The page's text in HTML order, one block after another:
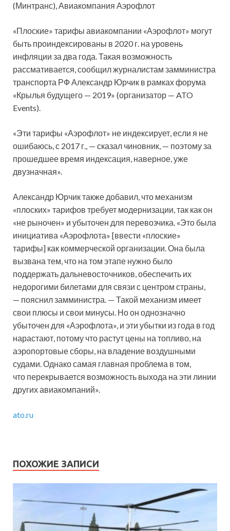
(Минтранс), Авиакомпания Аэрофлот
«Плоские» тарифы авиакомпании «Аэрофлот» могут
быть проиндексированы в 2020 г. на уровень
инфляции за два года. Такая возможность
рассмативается, сообщил журналистам замминистра
транспорта РФ Александр Юрчик в рамках форума
«Крылья будущего — 2019» (организатор — ATO
Events).
«Эти тарифы «Аэрофлот» не индексирует, если я не
ошибаюсь, с 2017 г., — сказал чиновник, — поэтому за
прошедшее время индексация, наверное, уже
двузначная».
Александр Юрчик также добавил, что механизм
«плоских» тарифов требует модернизации, так как он
«не рыночен» и убыточен для перевозчика. «Это была
инициатива «Аэрофлота» [ввести «плоские»
тарифы] как коммерческой организации. Она была
вызвана тем, что на том этапе нужно было
поддержать дальневосточников, обеспечить их
недорогими билетами для связи с центром страны,
— пояснил замминистра. — Такой механизм имеет
свои плюсы и свои минусы. Но он однозначно
убыточен для «Аэрофлота», и эти убытки из года в год
нарастают, потому что растут цены на топливо, на
аэропортовые сборы, на владение воздушными
судами. Однако самая главная проблема в том,
что перекрывается возможность выхода на эти линии
других авиакомпаний».
ato.ru
ПОХОЖИЕ ЗАПИСИ